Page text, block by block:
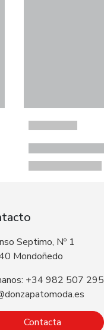
Septimo, Nº 1
Mondoñedo
+34 982 507 295
Contacta